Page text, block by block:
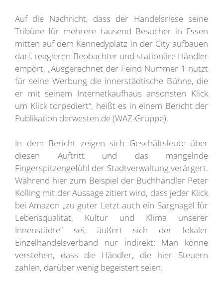
Auf die Nachricht, dass der Handelsriese seine
Tribüne für mehrere tausend Besucher in Essen
mitten auf dem Kennedyplatz in der City aufbauen
darf, reagieren Beobachter und stationäre Händler
empört. „Ausgerechnet der Feind Nummer 1 nutzt
für seine Werbung die innerstädtische Bühne, die
er mit seinem Internetkaufhaus ansonsten Klick
um Klick torpediert“, heißt es in einem Bericht der
Publikation derwesten.de (WAZ-Gruppe).
In dem Bericht zeigen sich Geschäftsleute über
diesen Auftritt und das mangelnde
Fingerspitzengefühl der Stadtverwaltung verärgert.
Während hier zum Beispiel der Buchhändler Peter
Kolling mit der Aussage zitiert wird, dass jeder Klick
bei Amazon „zu guter Letzt auch ein Sargnagel für
Lebensqualität, Kultur und Klima unserer
Innenstädte“ sei, äußert sich der lokaler
Einzelhandelsverband nur indirekt: Man könne
verstehen, dass die Händler, die hier Steuern
zahlen, darüber wenig begeistert seien.